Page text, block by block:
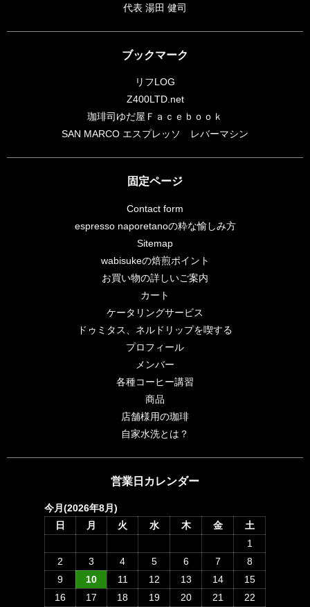
代表 湯田 健司
ブックマーク
リフLOG
Z400LTD.net
珈琲司ゆだ屋Ｆａｃｅｂｏｏｋ
SAN MARCO エスプレッソ レバーマシン
固定ページ
Contact form
espresso naporetanoの粋な愉しみ方
Sitemap
wabisukeの焙煎ポイント
お買い物の詳しいご案内
カート
ケータリングサービス
ドゥミタス、ネルドリップを喫する
プロフィール
メンバー
各種コーヒー講習
商品
店舗様用の珈琲
自家水洗とは？
営業日カレンダー
今月(2026年8月)
日
月 火 水 木 金
土
1
2
3 4 5 6 7
8
9
10 11 12 13 14
15
16
17 18 19 20 21 22